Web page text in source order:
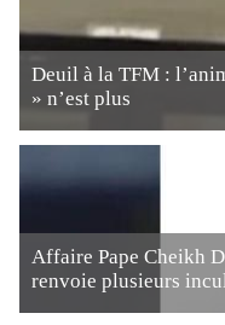
Deuil à la TFM :
» n’est plus
Affaire Pape Cheikh
renvoie plusieurs